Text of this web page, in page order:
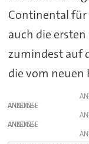
Continental
auch die
zumindest auf
die vom neuen
ANZEIGE
ANZEIGE